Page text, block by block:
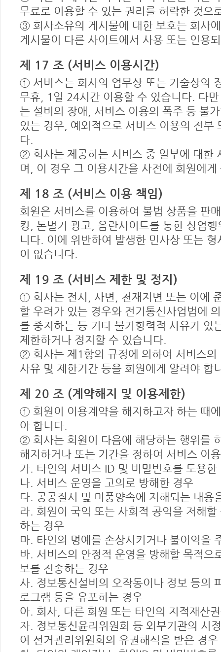
무료로 이용할 수 있는 권리를 허락한 것으
③ 회사소유의 게시물에 대한 보호는 회사
게시물이 다른 사이트에서 사용 또는 인용
제 17 조 (서비스 이용시간)
① 서비스는 회사의 업무상 또는 기술상의
무휴, 1일 24시간 이용할 수 있습니다. 다
는 설비의 장애, 서비스 이용의 폭주 등 불
있는 경우, 예외적으로 서비스 이용의 전부
다.
② 회사는 제공하는 서비스 중 일부에 대한
며, 이 경우 그 이용시간을 사전에 회원에
제 18 조 (서비스 이용 책임)
회원은 서비스를 이용하여 불법 상품을 판
킹, 돈벌기 광고, 음란사이트를 통한 상업
니다. 이에 위반하여 발생한 민사상 또는
이 없습니다.
제 19 조 (서비스 제한 및 정지)
① 회사는 전시, 사변, 천재지변 또는 이에
할 우려가 있는 경우와 전기통신사업법에
를 중지하는 등 기타 불가항력적 사유가 있
제한하거나 정지할 수 있습니다.
② 회사는 제1항의 규정에 의하여 서비스의
사유 및 제한기간 등을 회원에게 알려야 합
제 20 조 (계약해지 및 이용제한)
① 회원이 이용계약을 해지하고자 하는 때
야 합니다.
② 회사는 회원이 다음에 해당하는 행위를
해지하거나 또는 기간을 정하여 서비스 이
가. 타인의 서비스 ID 및 비밀번호를 도용한
나. 서비스 운영을 고의로 방해한 경우
다. 공공질서 및 미풍양속에 저해되는 내용
라. 회원이 국익 또는 사회적 공익을 저해
하는 경우
마. 타인의 명예를 손상시키거나 불이익을
바. 서비스의 안정적 운영을 방해할 목적으
보를 전송하는 경우
사. 정보통신설비의 오작동이나 정보 등의
로그램 등을 유포하는 경우
아. 회사, 다른 회원 또는 타인의 지적재산
자. 정보통신윤리위원회 등 외부기관의 시
여 선거관리위원회의 유권해석을 받은 경우